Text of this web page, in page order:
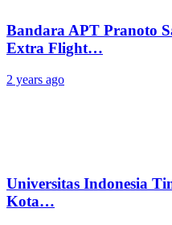
Bandara APT Pranoto
Extra Flight…
2 years ago
Universitas Indonesia
Kota…